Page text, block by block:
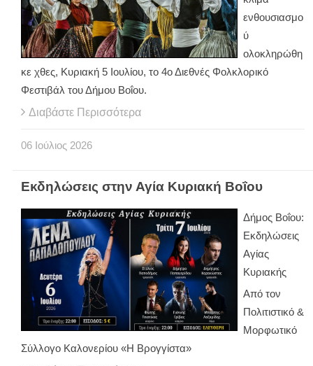
ενθουσιασμο
ύ
ολοκληρώθη
κε χθες, Κυριακή 5 Ιουλίου, το 4ο Διεθνές Φολκλορικό
Φεστιβάλ του Δήμου Βοΐου.
Διαβάστε Περισσότερα
06 Ιούλιος 2026
Εκδηλώσεις στην Αγία Κυριακή Βοΐου
Δήμος Βοΐου:
Εκδηλώσεις
Αγίας
Κυριακής
Από τον
Πολιτιστικό &
Μορφωτικό
Σύλλογο Καλονερίου «Η Βρογγίστα»